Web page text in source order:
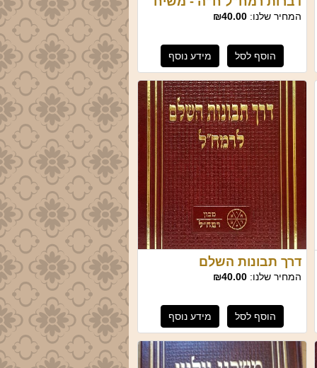
המחיר שלנו: ₪40.00
הוסף לסל מידע נוסף
דרך תבונות השלם
המחיר שלנו: ₪40.00
הוסף לסל מידע נוסף